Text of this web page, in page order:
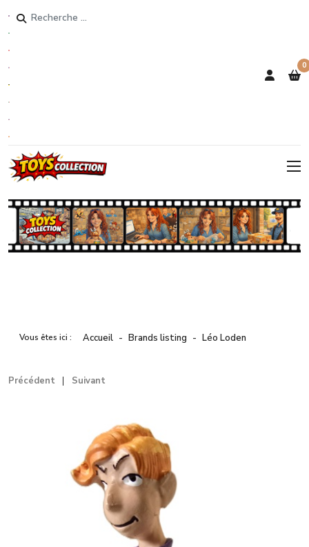
Rechercher
0
Vous êtes ici : Accueil Brands listing Léo Loden
Précédent Suivant